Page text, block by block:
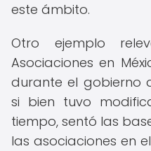
este ámbito.
Otro ejemplo
Asociaciones en
durante el gobierno
si bien tuvo
tiempo, sentó las
las asociaciones en